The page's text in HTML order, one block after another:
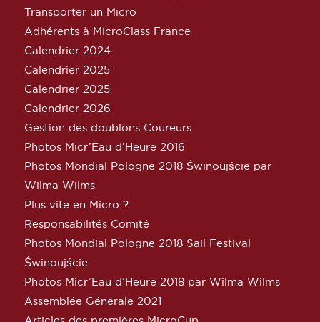
Transporter un Micro
Adhérents à MicroClass France
Calendrier 2024
Calendrier 2025
Calendrier 2025
Calendrier 2026
Gestion des doublons Coureurs
Photos Micr’Eau d’Heure 2016
Photos Mondial Pologne 2018 Świnoujście par
Wilma Wilms
Plus vite en Micro ?
Responsabilités Comité
Photos Mondial Pologne 2018 Sail Festival
Świnoujście
Photos Micr’Eau d’Heure 2018 par Wilma Wilms
Assemblée Générale 2021